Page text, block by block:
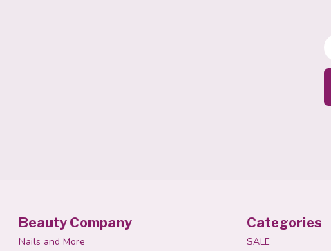
Beauty Company
Nails and More
Categories
SALE